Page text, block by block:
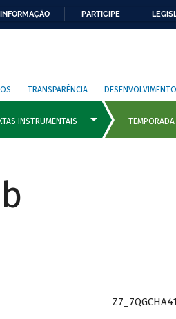
PARTICIPE
TRANSPARÊNCIA